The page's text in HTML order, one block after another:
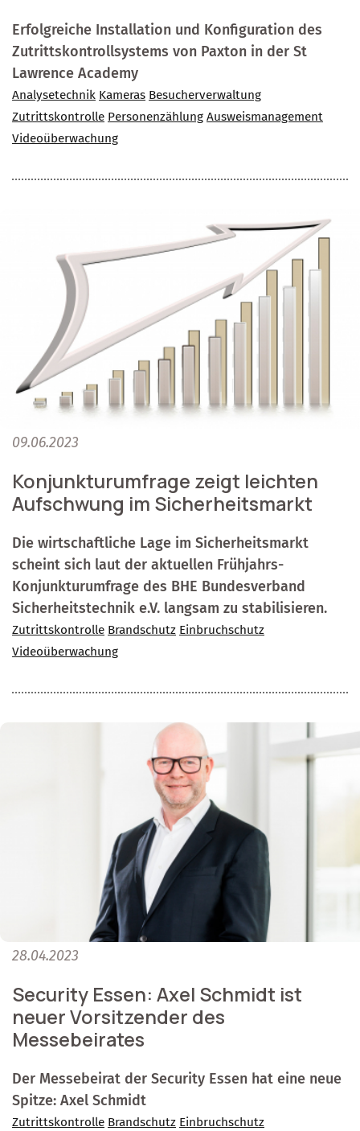
Erfolgreiche Installation und Konfiguration des
Zutrittskontrollsystems von Paxton in der St
Lawrence Academy
Analysetechnik Kameras Besucherverwaltung
Zutrittskontrolle Personenzählung Ausweismanagement
Videoüberwachung
09.06.2023
Konjunkturumfrage zeigt leichten
Aufschwung im Sicherheitsmarkt
Die wirtschaftliche Lage im Sicherheitsmarkt
scheint sich laut der aktuellen Frühjahrs-
Konjunkturumfrage des BHE Bundesverband
Sicherheitstechnik e.V. langsam zu stabilisieren.
Zutrittskontrolle Brandschutz Einbruchschutz
Videoüberwachung
28.04.2023
Security Essen: Axel Schmidt ist
neuer Vorsitzender des
Messebeirates
Der Messebeirat der Security Essen hat eine neue
Spitze: Axel Schmidt
Zutrittskontrolle Brandschutz Einbruchschutz